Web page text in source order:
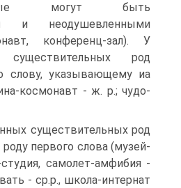
могут быть
и неодушевленными
конференц-зал). У
существительных род
слову, указывающему иа
космонавт - ж. р.; чудо-
существительных род
первого слова (музей-
студия, самолет-амфибия -
- ср.р., школа-интернат